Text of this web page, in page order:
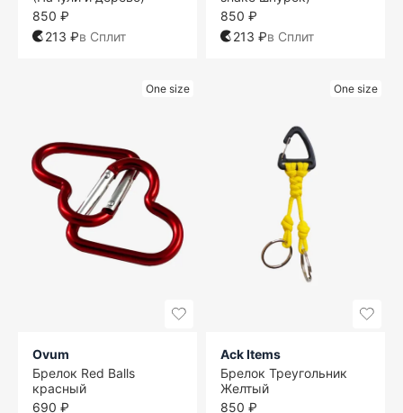
850 ₽
213 ₽в Сплит
850 ₽
213 ₽в Сплит
One size
Ovum
Брелок Red Balls
красный
690 ₽
One size
Ack Items
Брелок Треугольник
Желтый
850 ₽